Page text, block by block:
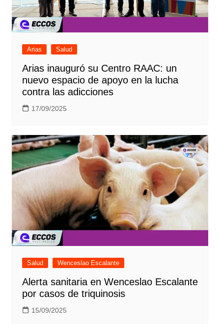
Arias Salud
Arias inauguró su Centro RAAC: un
nuevo espacio de apoyo en la lucha
contra las adicciones
17/09/2025
Salud Wenceslao Escalante
Alerta sanitaria en Wenceslao Escalante
por casos de triquinosis
15/09/2025